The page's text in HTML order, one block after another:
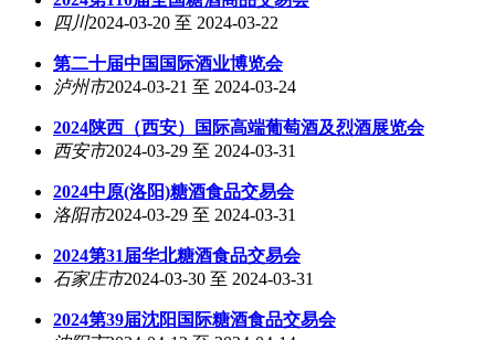
四川2024-03-20 至 2024-03-22
第二十届中国国际酒业博览会
泸州市2024-03-21 至 2024-03-24
2024陕西（西安）国际高端葡萄酒及烈酒展览会
西安市2024-03-29 至 2024-03-31
2024中原(洛阳)糖酒食品交易会
洛阳市2024-03-29 至 2024-03-31
2024第31届华北糖酒食品交易会
石家庄市2024-03-30 至 2024-03-31
2024第39届沈阳国际糖酒食品交易会